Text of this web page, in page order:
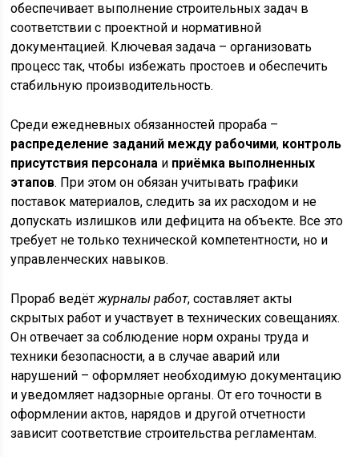
обеспечивает выполнение строительных задач в
соответствии с проектной и нормативной
документацией. Ключевая задача – организовать
процесс так, чтобы избежать простоев и обеспечить
стабильную производительность.
Среди ежедневных обязанностей прораба –
распределение заданий между рабочими, контроль
присутствия персонала и приёмка выполненных
этапов. При этом он обязан учитывать графики
поставок материалов, следить за их расходом и не
допускать излишков или дефицита на объекте. Все это
требует не только технической компетентности, но и
управленческих навыков.
Прораб ведётжурналы работ, составляет акты
скрытых работ и участвует в технических совещаниях.
Он отвечает за соблюдение норм охраны труда и
техники безопасности, а в случае аварий или
нарушений – оформляет необходимую документацию
и уведомляет надзорные органы. От его точности в
оформлении актов, нарядов и другой отчетности
зависит соответствие строительства регламентам.